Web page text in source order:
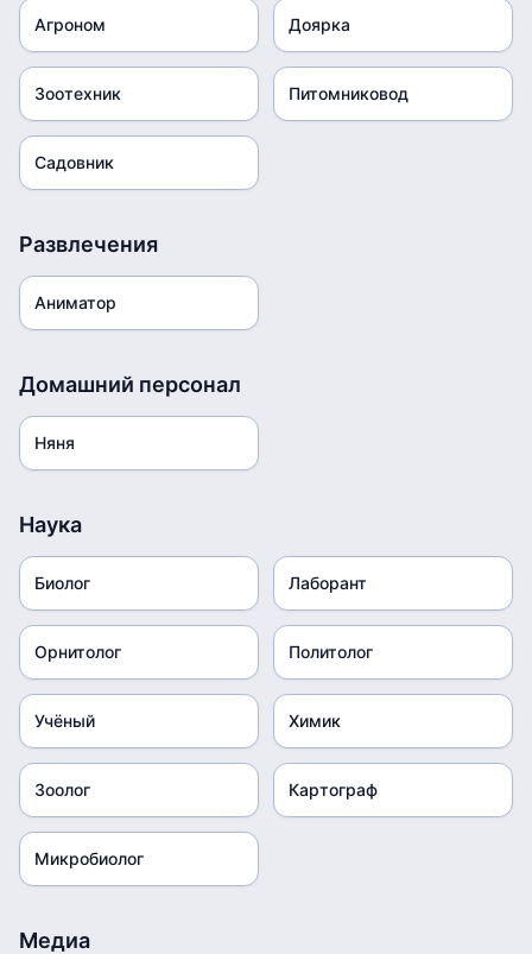
Агроном Доярка
Зоотехник Питомниковод
Садовник
Развлечения
Аниматор
Домашний персонал
Няня
Наука
Биолог Лаборант
Орнитолог Политолог
Учёный Химик
Зоолог Картограф
Микробиолог
Медиа